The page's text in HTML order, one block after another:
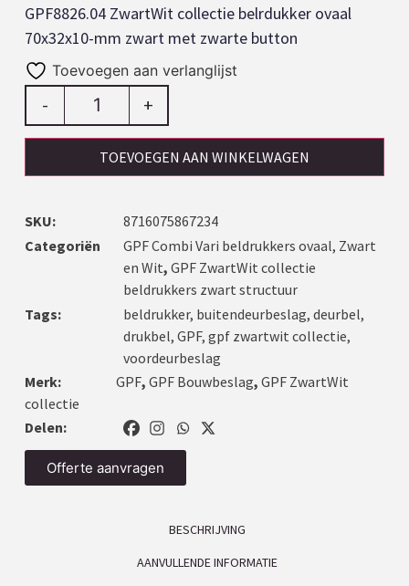
GPF8826.04 ZwartWit collectie belrdukker ovaal
70x32x10-mm zwart met zwarte button
Toevoegen aan verlanglijst
- +
TOEVOEGEN AAN WINKELWAGEN
SKU:
8716075867234
Categoriën
GPF Combi Vari beldrukkers ovaal, Zwart
en Wit, GPF ZwartWit collectie
beldrukkers zwart structuur
Tags:
beldrukker, buitendeurbeslag, deurbel,
drukbel, GPF, gpf zwartwit collectie,
voordeurbeslag
Merk:
GPF, GPF Bouwbeslag, GPF ZwartWit
collectie
Delen:
Offerte aanvragen
BESCHRIJVING
AANVULLENDE INFORMATIE